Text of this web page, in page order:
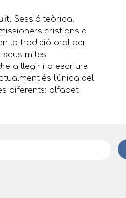
. Sessió teòrica.
cristians a
la tradició oral per
seus mites
a llegir i a escriure
és l’única del
diferents: alfabet